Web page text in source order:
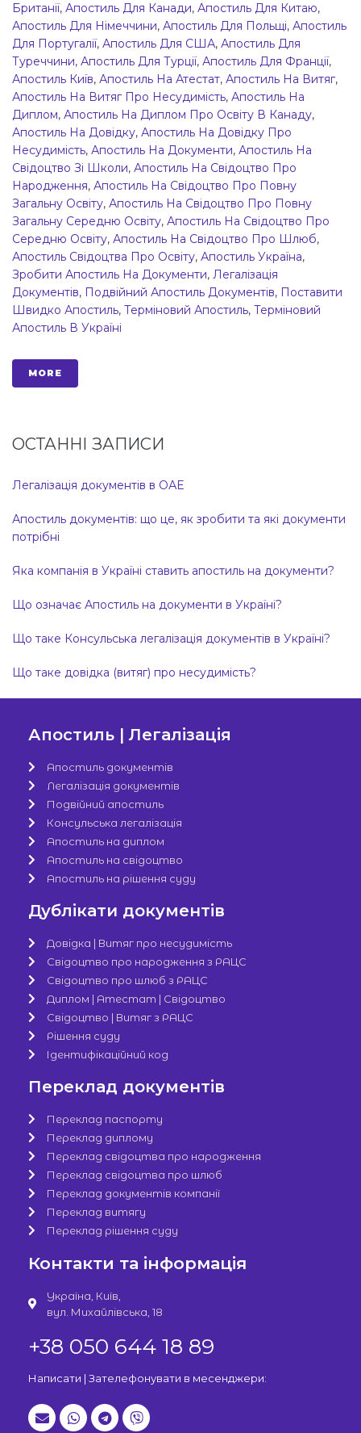
Британії, Апостиль Для Канади, Апостиль Для Китаю,
Апостиль Для Німеччини, Апостиль Для Польщі, Апостиль
Для Португалії, Апостиль Для США, Апостиль Для
Туреччини, Апостиль Для Турції, Апостиль Для Франції,
Апостиль Київ, Апостиль На Атестат, Апостиль На Витяг,
Апостиль На Витяг Про Несудимість, Апостиль На
Диплом, Апостиль На Диплом Про Освіту В Канаду,
Апостиль На Довідку, Апостиль На Довідку Про
Несудимість, Апостиль На Документи, Апостиль На
Свідоцтво Зі Школи, Апостиль На Свідоцтво Про
Народження, Апостиль На Свідоцтво Про Повну
Загальну Освіту, Апостиль На Свідоцтво Про Повну
Загальну Середню Освіту, Апостиль На Свідоцтво Про
Середню Освіту, Апостиль На Свідоцтво Про Шлюб,
Апостиль Свідоцтва Про Освіту, Апостиль Україна,
Зробити Апостиль На Документи, Легалізація
Документів, Подвійний Апостиль Документів, Поставити
Швидко Апостиль, Терміновий Апостиль, Терміновий
Апостиль В Україні
MORE
ОСТАННІ ЗАПИСИ
Легалізація документів в ОАЕ
Апостиль документів: що це, як зробити та які документи
потрібні
Яка компанія в Україні ставить апостиль на документи?
Що означає Апостиль на документи в Україні?
Що таке Консульська легалізація документів в Україні?
Що таке довідка (витяг) про несудимість?
Апостиль | Легалізація
Апостиль документів
Легалізація документів
Подвійний апостиль
Консульська легалізація
Апостиль на диплом
Апостиль на свідоцтво
Апостиль на рішення суду
Дублікати документів
Довідка | Витяг про несудимість
Свідоцтво про народження з РАЦС
Свідоцтво про шлюб з РАЦС
Диплом | Атестат | Свідоцтво
Свідоцтво | Витяг з РАЦС
Рішення суду
Ідентифікаційний код
Переклад документів
Переклад паспорту
Переклад диплому
Переклад свідоцтва про народження
Переклад свідоцтва про шлюб
Переклад документів компанії
Переклад витягу
Переклад рішення суду
Контакти та інформація
Україна, Київ,
вул. Михайлівська, 18
+38 050 644 18 89
Написати | Зателефонувати в месенджери: